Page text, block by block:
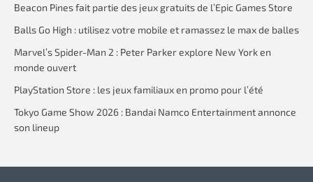
Beacon Pines fait partie des jeux gratuits de l’Epic Games Store
Balls Go High : utilisez votre mobile et ramassez le max de balles
Marvel’s Spider-Man 2 : Peter Parker explore New York en
monde ouvert
PlayStation Store : les jeux familiaux en promo pour l’été
Tokyo Game Show 2026 : Bandai Namco Entertainment annonce
son lineup